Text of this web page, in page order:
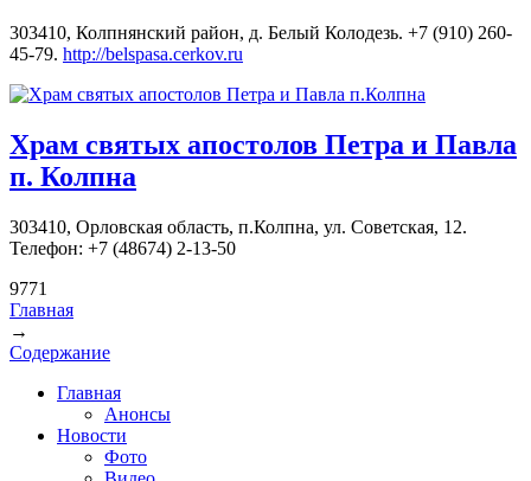
303410, Колпнянский район, д. Белый Колодезь. +7 (910) 260-
45-79. http://belspasa.cerkov.ru
Храм святых апостолов Петра и Павла
п. Колпна
303410, Орловская область, п.Колпна, ул. Советская, 12.
Телефон: +7 (48674) 2-13-50
9771
Вы здесь
Главная
→
Содержание
Главная
Анонсы
Новости
Фото